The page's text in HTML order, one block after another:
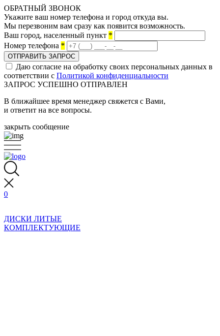
ОБРАТНЫЙ ЗВОНОК
Укажите ваш номер телефона и город откуда вы.
Мы перезвоним вам сразу как появится возможность.
Ваш город, населенный пункт *
Номер телефона *
ОТПРАВИТЬ ЗАПРОС
Даю согласие на обработку своих персональных данных в
соответствии с Политикой конфиденциальности
ЗАПРОС УСПЕШНО ОТПРАВЛЕН
В ближайшее время менеджер свяжется с Вами,
и ответит на все вопросы.
закрыть сообщение
0
ДИСКИ ЛИТЫЕ
КОМПЛЕКТУЮЩИЕ